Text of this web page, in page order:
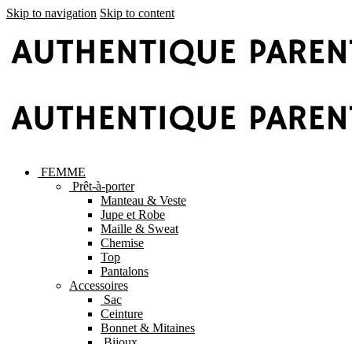
Skip to navigation Skip to content
FEMME
Prêt-à-porter
Manteau & Veste
Jupe et Robe
Maille & Sweat
Chemise
Top
Pantalons
Accessoires
Sac
Ceinture
Bonnet & Mitaines